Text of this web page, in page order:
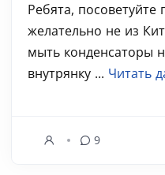
Ребята, посоветуйте
желательно не из
мыть конденсаторы
внутрянку ... Читать
9